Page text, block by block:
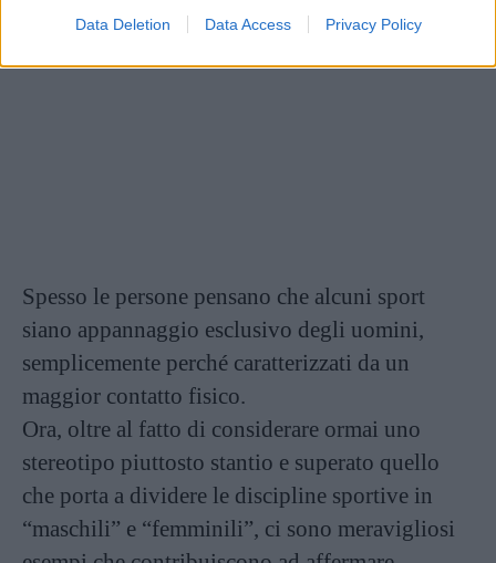
Data Deletion Data Access Privacy Policy
Spesso le persone pensano che alcuni sport
siano appannaggio esclusivo degli uomini,
semplicemente perché caratterizzati da un
maggior contatto fisico.
Ora, oltre al fatto di considerare ormai uno
stereotipo piuttosto stantio e superato quello
che porta a dividere le discipline sportive in
“maschili” e “femminili”, ci sono meravigliosi